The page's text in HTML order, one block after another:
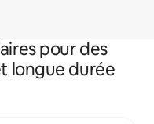
pour des
longue durée